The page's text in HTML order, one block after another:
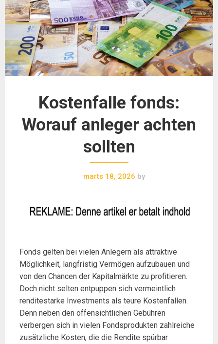
Kostenfalle fonds:
Worauf anleger achten
sollten
marts 18, 2026 by
Fonds gelten bei vielen Anlegern als attraktive
Möglichkeit, langfristig Vermögen aufzubauen und
von den Chancen der Kapitalmärkte zu profitieren.
Doch nicht selten entpuppen sich vermeintlich
renditestarke Investments als teure Kostenfallen.
Denn neben den offensichtlichen Gebühren
verbergen sich in vielen Fondsprodukten zahlreiche
zusätzliche Kosten, die die Rendite spürbar